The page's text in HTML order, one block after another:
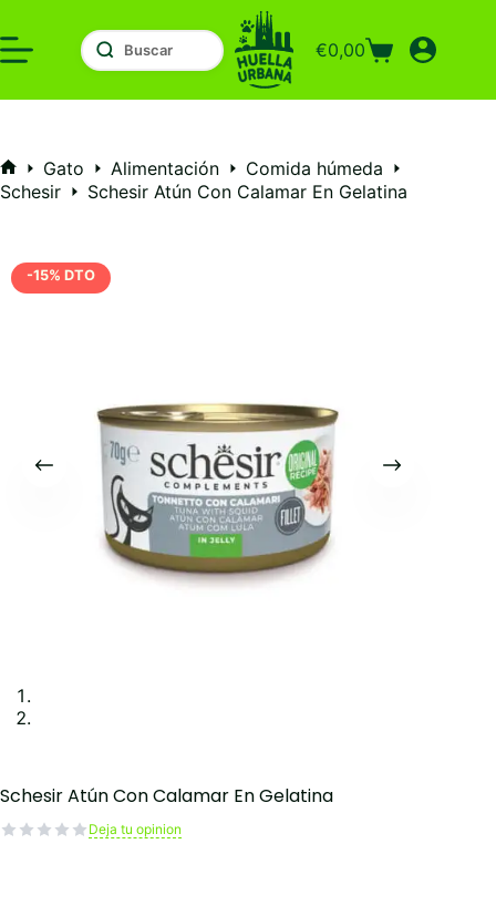
al
contenido
Carro
compra
€0,00
Inicio
Gato Alimentación
Comida húmeda
Schesir
Schesir Atún Con Calamar En Gelatina
-15% DTO
Schesir Atún Con Calamar En Gelatina
Deja tu opinion